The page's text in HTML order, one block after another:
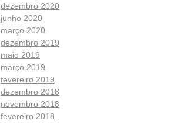
dezembro 2020
junho 2020
março 2020
dezembro 2019
maio 2019
março 2019
fevereiro 2019
dezembro 2018
novembro 2018
fevereiro 2018